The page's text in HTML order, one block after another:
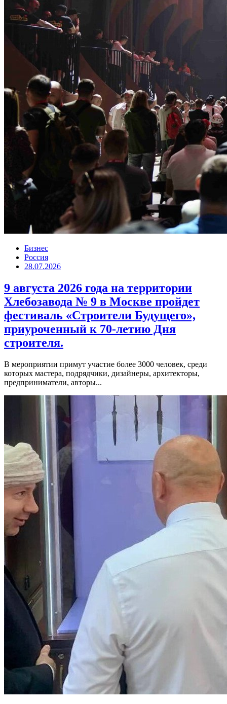
Бизнес
Россия
28.07.2026
9 августа 2026 года на территории
Хлебозавода № 9 в Москве пройдет
фестиваль «Строители Будущего»,
приуроченный к 70-летию Дня
строителя.
В мероприятии примут участие более 3000 человек, среди
которых мастера, подрядчики, дизайнеры, архитекторы,
предприниматели, авторы...